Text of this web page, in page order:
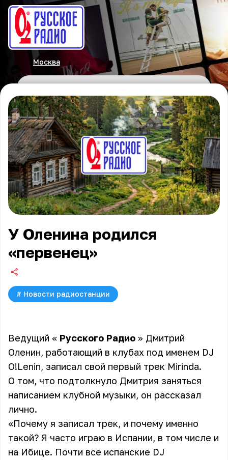
Москва
У Оленина родился
«первенец»
# Новости радиостанции
Ведущий « Русского Радио » Дмитрий
Оленин, работающий в клубах под именем DJ
O!Lenin, записал свой первый трек Mirinda.
О том, что подтолкнуло Дмитрия заняться
написанием клубной музыки, он рассказал
лично.
«Почему я записал трек, и почему именно
такой? Я часто играю в Испании, в том числе и
на Ибице. Почти все испанские DJ